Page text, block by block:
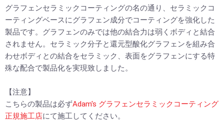
グラフェンセラミックコーティングの名の通り、セラミックコ
ーティングベースにグラフェン成分でコーティングを強化した
製品です。グラフェンのみでは他の結合力は弱くボディと結合
されません。セラミック分子と還元型酸化グラフェンを組み合
わせボディとの結合をセラミック、表面をグラフェンにする特
殊な配合で製品化を実現致しました。
【注意】
こちらの製品は必ずAdam's グラフェンセラミックコーティング
正規施工店にて施工してください。